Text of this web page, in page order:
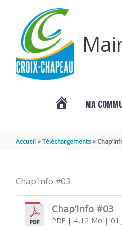
MA
Accueil Téléchargements
Chap’Info #03
Chap’Info #03
PDF| 4,12 Mo | 01